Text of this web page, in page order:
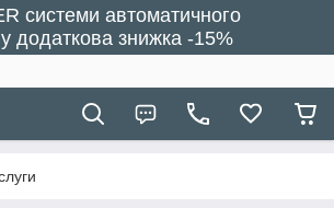
системи автоматичного
додаткова знижка -15%